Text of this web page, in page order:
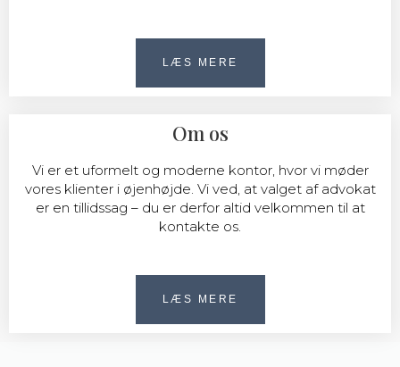
LÆS MERE
Om os
Vi er et uformelt og moderne kontor, hvor vi møder
vores klienter i øjenhøjde. Vi ved, at valget af advokat
er en tillidssag – du er derfor altid velkommen til at
kontakte os.
LÆS MERE